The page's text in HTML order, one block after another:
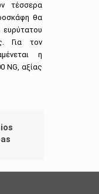
τέσσερα
θα
Για τον
η
NG, αξίας